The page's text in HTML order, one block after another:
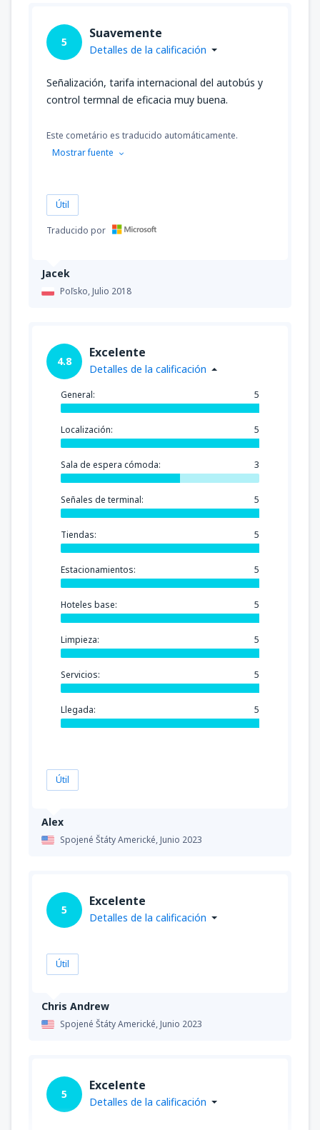
Jacek
Poľsko,Julio 2018
5
Suavemente
Detalles de la calificación
Señalización, tarifa internacional del autobús y
control termnal de eficacia muy buena.
Este cometário es traducido automáticamente.
Mostrar fuente
Útil
Traducido por
Alex
Spojené Štáty Americké,Junio 2023
4.8
Excelente
Detalles de la calificación
General: 5
Localización: 5
Sala de espera cómoda: 3
Señales de terminal: 5
Tiendas: 5
Estacionamientos: 5
Hoteles base: 5
Limpieza: 5
Servicios: 5
Llegada: 5
Útil
Chris Andrew
Spojené Štáty Americké,Junio 2023
5
Excelente
Detalles de la calificación
Útil
5
Excelente
Detalles de la calificación